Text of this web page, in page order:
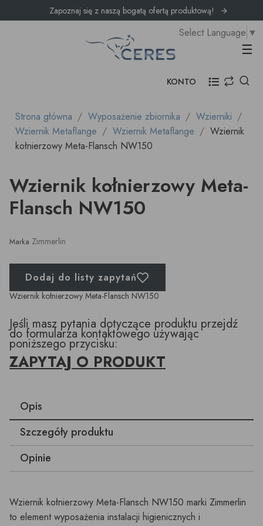
Zapoznaj się z naszą bogatą ofertą produktową!
☰
Select Language ▼
KONTO
Strona główna Wyposażenie zbiornika
Wzierniki
Wziernik Metaflange
Wziernik Metaflange
Wziernik
kołnierzowy Meta-Flansch NW150
Wziernik kołnierzowy Meta-
Flansch NW150
Marka Zimmerlin
Dodaj do listy zapytań
Wziernik kołnierzowy Meta-Flansch NW150
Jeśli masz pytania dotyczące produktu przejdź
do formularza kontaktowego używając
poniższego przycisku:
ZAPYTAJ O PRODUKT
Opis
Szczegóły produktu
Opinie
Wziernik kołnierzowy Meta-Flansch NW150 marki Zimmerlin
to element wyposażenia instalacji higienicznych i